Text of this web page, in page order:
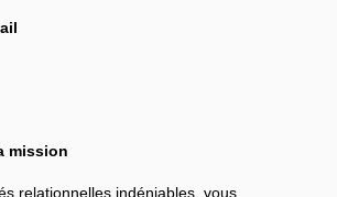
mission
relationnelles indéniables, vous